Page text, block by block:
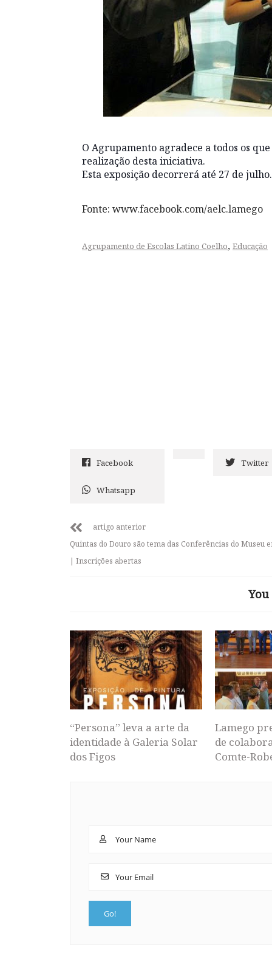
O Agrupamento agradece a todos os
realização desta iniciativa.
Esta exposição decorrerá até 27 de julho.
Fonte: www.facebook.com/aelc.lamego
Agrupamento de Escolas Latino Coelho, Educação
Facebook Twitter
Whatsapp
artigo anterior
Quintas do Douro são tema das Conferências do Museu
| Inscrições abertas
“Persona” leva a arte da
identidade à Galeria Solar
dos Figos
Lamego
de
Comte-